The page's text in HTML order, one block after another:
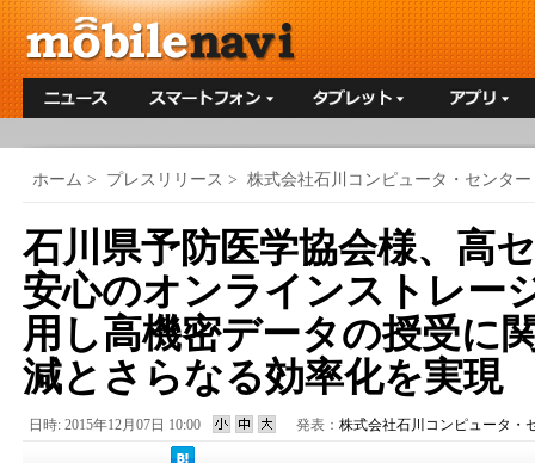
ホーム > プレスリリース > 株式会社石川コンピュータ・センター
石川県予防医学協会様、高
安心のオンラインストレー
用し高機密データの授受に
減とさらなる効率化を実現
日時: 2015年12月07日 10:00 発表： 株式会社石川コンピュータ・